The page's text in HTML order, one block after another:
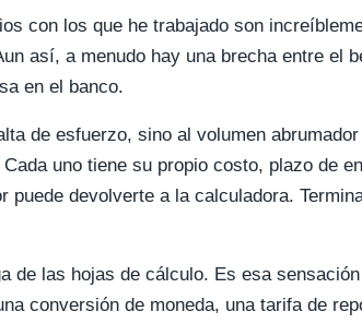
con los que he trabajado son
así, a menudo hay una brecha entre el
en el banco.
de esfuerzo, sino al volumen
uno tiene su propio costo, plazo de
puede devolverte a la calculadora.
de las hojas de cálculo. Es esa
conversión de moneda, una tarifa de